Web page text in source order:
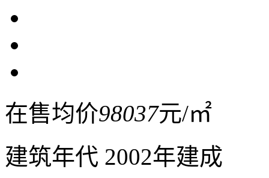
在售均价98037元/㎡
建筑年代 2002年建成